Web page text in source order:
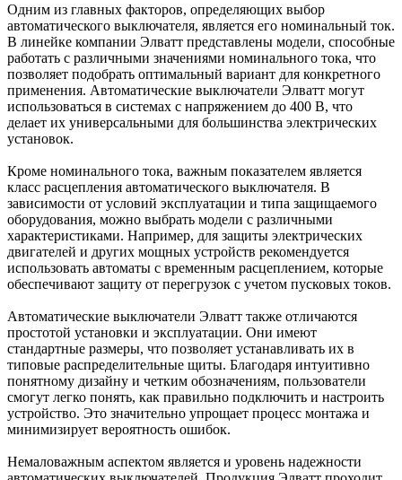
Одним из главных факторов, определяющих выбор
автоматического выключателя, является его номинальный ток.
В линейке компании Элватт представлены модели, способные
работать с различными значениями номинального тока, что
позволяет подобрать оптимальный вариант для конкретного
применения. Автоматические выключатели Элватт могут
использоваться в системах с напряжением до 400 В, что
делает их универсальными для большинства электрических
установок.
Кроме номинального тока, важным показателем является
класс расцепления автоматического выключателя. В
зависимости от условий эксплуатации и типа защищаемого
оборудования, можно выбрать модели с различными
характеристиками. Например, для защиты электрических
двигателей и других мощных устройств рекомендуется
использовать автоматы с временным расцеплением, которые
обеспечивают защиту от перегрузок с учетом пусковых токов.
Автоматические выключатели Элватт также отличаются
простотой установки и эксплуатации. Они имеют
стандартные размеры, что позволяет устанавливать их в
типовые распределительные щиты. Благодаря интуитивно
понятному дизайну и четким обозначениям, пользователи
смогут легко понять, как правильно подключить и настроить
устройство. Это значительно упрощает процесс монтажа и
минимизирует вероятность ошибок.
Немаловажным аспектом является и уровень надежности